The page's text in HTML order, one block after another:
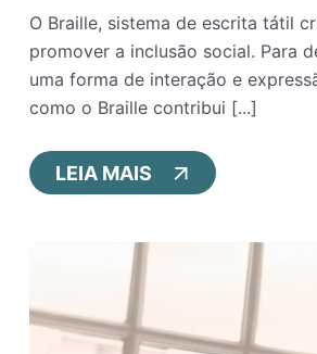
O Braille, sistema de escrita tátil
promover a inclusão social. Para
uma forma de interação e
como o Braille contribui [...]
LEIA MAIS